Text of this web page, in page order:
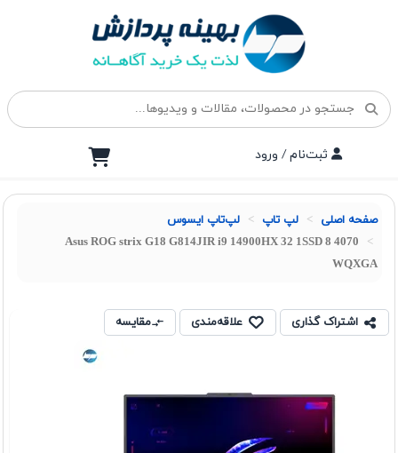
ثبت‌نام / ورود
صفحه اصلی لپ تاپ لپ‌تاپ ایسوس
Asus ROG strix G18 G814JIR i9 14900HX 32 1SSD 8 4070
WQXGA
اشتراک گذاری علاقه‌مندی مقایسه